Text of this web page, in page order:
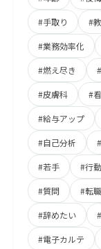
#手取り #
#業務効率化
#燃え尽き
#皮膚科 #
#給与アップ
#自己分析
#若手 #行動
#質問 #転職
#辞めたい
#電子カルテ